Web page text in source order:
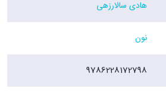
لوئیزا برای این نقاشی سفری را در پیش
در هم می‌فشارد، ولی پایان‌های خوش همیشه
هادی سالارزهی
نون
9786228172798